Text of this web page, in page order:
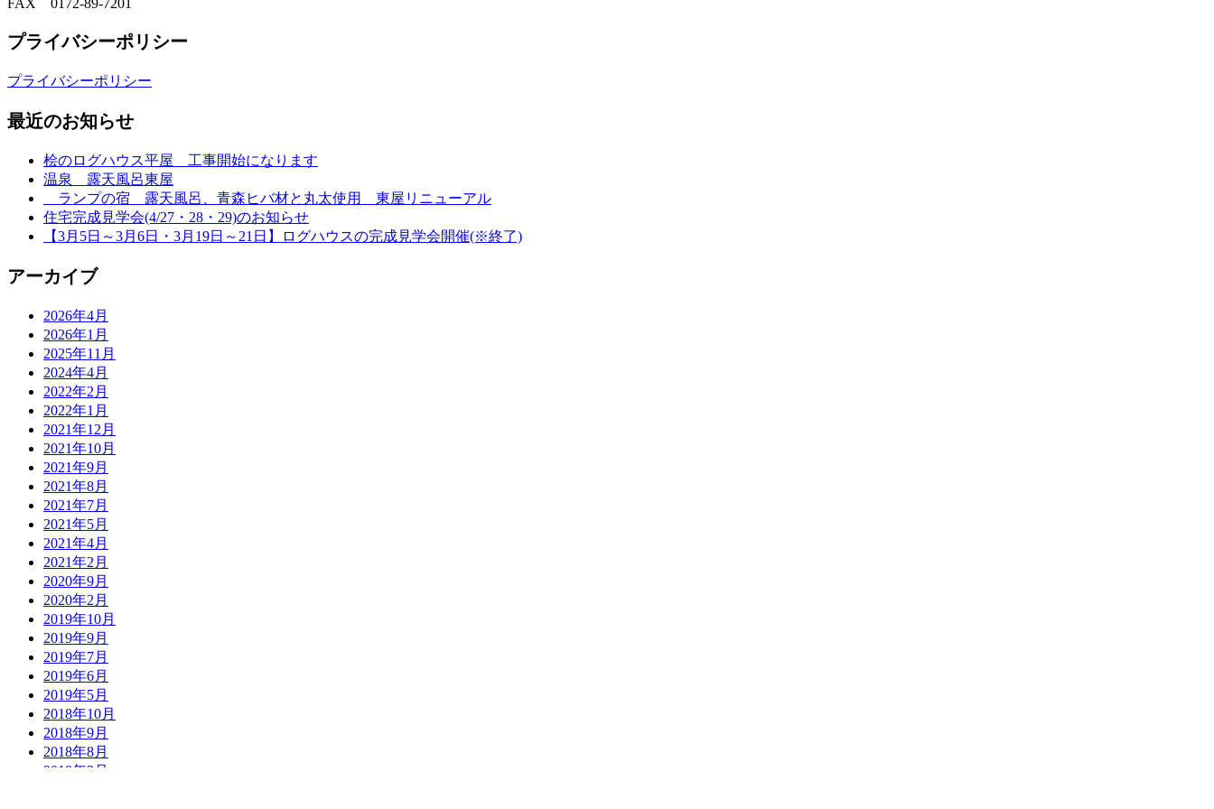
プライバシーポリシー
プライバシーポリシー
最近のお知らせ
桧のログハウス平屋 工事開始になります
温泉 露天風呂東屋
ランプの宿 露天風呂、青森ヒバ材と丸太使用 東屋リニューアル
住宅完成見学会(4/27・28・29)のお知らせ
【3月5日～3月6日・3月19日～21日】ログハウスの完成見学会開催(※終了)
アーカイブ
2026年4月
2026年1月
2025年11月
2024年4月
2022年2月
2022年1月
2021年12月
2021年10月
2021年9月
2021年8月
2021年7月
2021年5月
2021年4月
2021年2月
2020年9月
2020年2月
2019年10月
2019年9月
2019年7月
2019年6月
2019年5月
2018年10月
2018年9月
2018年8月
2018年3月